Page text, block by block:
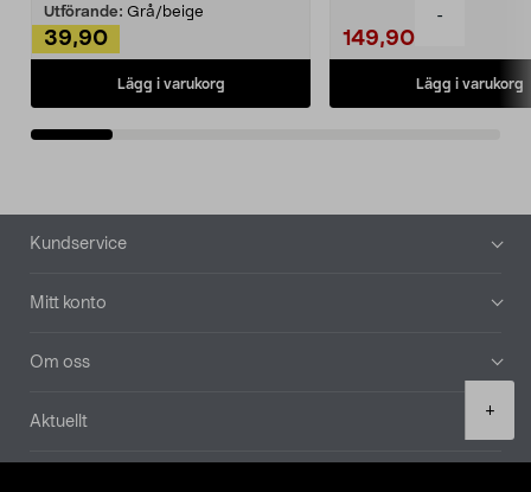
-
+
Utförande: Grå/beige
39,90
Lägg i varukorg
149,90
Lägg i varukorg
Sidfot
Kundservice
Mitt konto
Om oss
Aktuellt